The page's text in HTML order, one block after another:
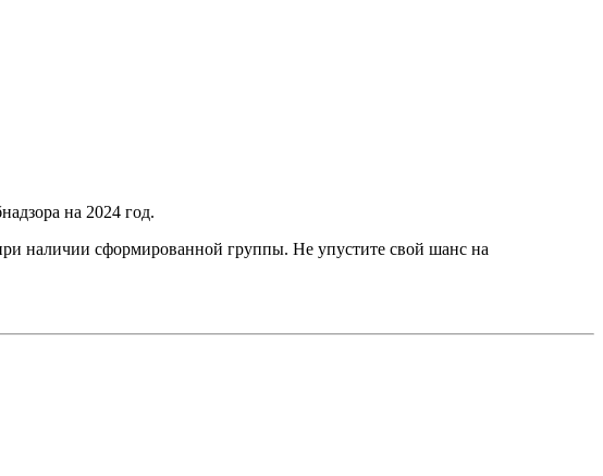
на 2024 год.
наличии сформированной группы. Не упустите свой шанс на